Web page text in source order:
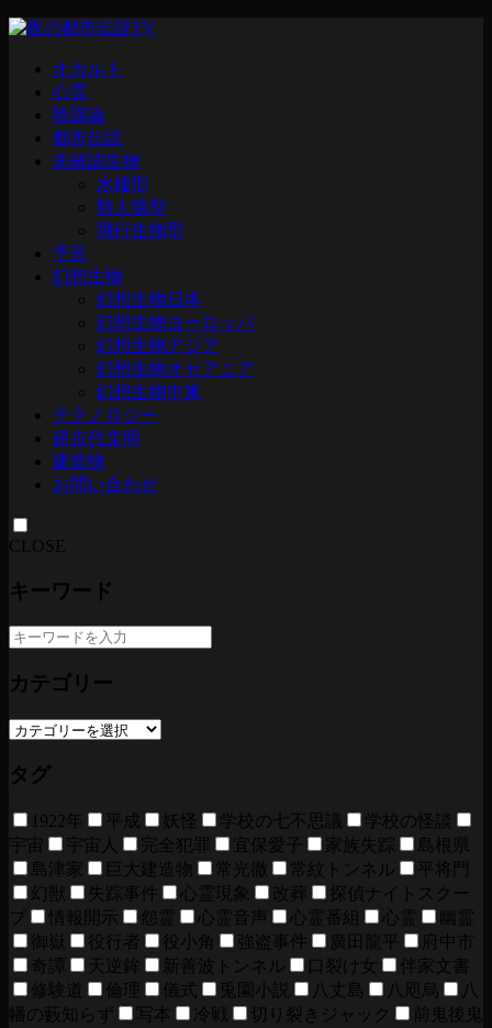
オカルト
心霊
陰謀論
都市伝説
未確認生物
水棲型
類人猿型
飛行生物型
予言
幻想生物
幻想生物日本
幻想生物ヨーロッパ
幻想生物アジア
幻想生物オセアニア
幻想生物中東
テクノロジー
超古代文明
建造物
お問い合わせ
CLOSE
キーワード
カテゴリー
タグ
1922年 平成 妖怪 学校の七不思議
学校の怪談
宇宙
宇宙人 完全犯罪 宜保愛子 家族失踪
島根県
島津家
巨大建造物 常光徹 常紋トンネル
平将門
幻獣
失踪事件 心霊現象 改葬
探偵ナイトスクー
プ
情報開示 怨霊 心霊音声 心霊番組 心霊
幽霊
御嶽
役行者 役小角 強盗事件 廣田龍平
府中市
奇譚
天逆鉾 新善波トンネル 口裂け女
伴家文書
修験道
倫理 儀式 兎園小説 八丈島 八咫烏
八
幡の藪知らず
写本 冷戦 切り裂きジャック
前鬼後鬼